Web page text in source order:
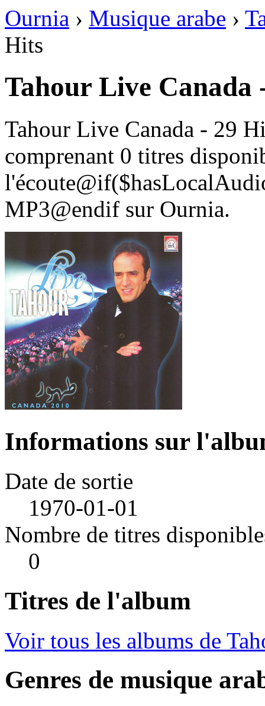
Ournia › Musique arabe ›
Hits
Tahour Live
Tahour Live Canada - 29
comprenant 0 titres
MP3@endif sur Ournia.
Informations sur
Date de sortie
1970-01-01
Nombre de titres
0
Titres de l'album
Voir tous les albums de
Genres de musique